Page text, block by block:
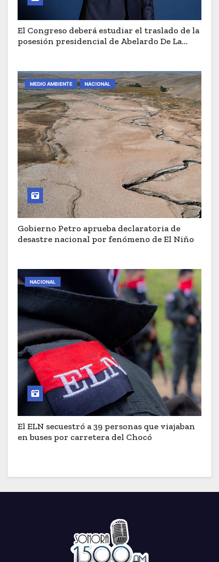
El Congreso deberá estudiar el traslado de la
posesión presidencial de Abelardo De La
MEDIO AMBIENTE NACIONAL
Gobierno Petro aprueba declaratoria de
desastre nacional por fenómeno de El Niño
NACIONAL
El ELN secuestró a 39 personas que viajaban
en buses por carretera del Chocó